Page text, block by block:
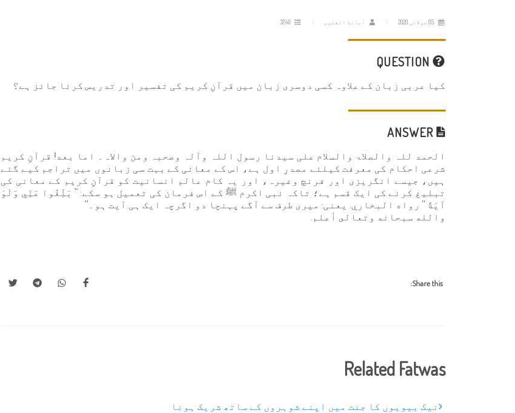
أمانة الفتوى
کیا عربی زبان کے علاوہ کسی دوسری زبان میں قرآنِ کریم کی تفسیر اور تدریس کرنا جائز ہے؟
الحمد للہ والصلاۃ والسلام علی سیدنا رسول اللہ وآلہ وصحبہ ومن والاہ۔ اما بعد! قرآنِ کریم
شرعی احکام کی معرفت کیلئے مصدرِ اول ہے، اس کے معانی کے بہت سی زبانوں میں تراجم کیے گئے
ہیں، جیسے انگریزی اور فرنچ وغیرہ، اور یہ کام عالم انسانیت کو قرآنِ کریم کے معانی کی
تبلیغ کرنے کی ایک قسم ہے؛ تاکہ نبی اکرم ﷺ کے اس فرمان کی تعمیل ہو سکے: '' بَلِّغُوا عَنِّي وَلَوْ
آيَةً '' رواه البخاري. یعنی: میری طرف سے آگے پہنچا دو اگرچہ ایک ہی آیت ہو۔''
والله سبحانه وتعالى أعلم.
Share this:
Related Fatwas
نیک بیویوں کا جنت میں اپنے شوہروں کے ساتھ شریک ہونا